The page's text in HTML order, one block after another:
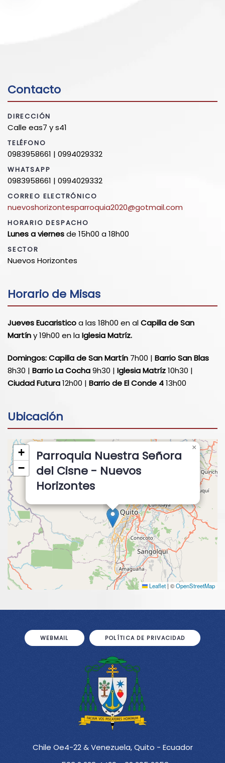
Contacto
DIRECCIÓN
Calle eas7 y s41
TELÉFONO
0983958661 | 0994029332
WHATSAPP
0983958661 | 0994029332
CORREO ELECTRÓNICO
nuevoshorizontesparroquia2020@gotmail.com
HORARIO DESPACHO
Lunes a viernesde 15h00 a 18h00
SECTOR
Nuevos Horizontes
Horario de Misas
Jueves Eucaristicoa las 18h00 en alCapilla de San
Martíny 19h00 en laIglesia Matríz.
Domingos:Capilla de San Martín 7h00 | Barrio San Blas
8h30 | Barrio La Cocha9h30 | Iglesia Matríz10h30 |
Ciudad Futura12h00 | Barrio de El Conde 413h00
Ubicación
Parroquia Nuestra Señora
del Cisne - Nuevos
Horizontes
×
+
−
Leaflet | ©OpenStreetMap
WEBMAIL POLÍTICA DE PRIVACIDAD
Chile Oe4-22 & Venezuela, Quito - Ecuador